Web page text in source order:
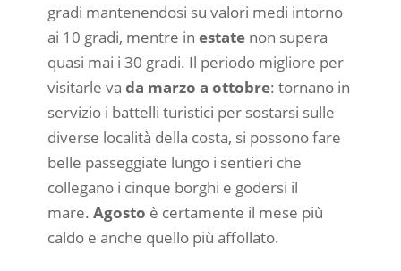
gradi mantenendosi su valori medi intorno
ai 10 gradi, mentre in estatenon supera
quasi mai i 30 gradi. Il periodo migliore per
visitarle va da marzo a ottobre: tornano in
servizio i battelli turistici per sostarsi sulle
diverse località della costa, si possono fare
belle passeggiate lungo i sentieri che
collegano i cinque borghi e godersi il
mare. Agosto è certamente il mese più
caldo e anche quello più affollato.